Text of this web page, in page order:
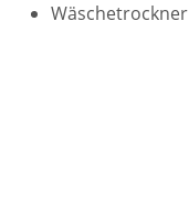
Wäschetrockner